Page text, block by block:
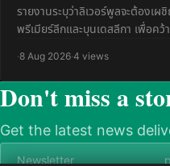
รายงานระบุว่าลิเวอร์พูลจะต้องเ
พรีเมียร์ลีกและบุนเดสลีกา เพื่อค
·8 Aug 2026·4 views
Don't miss a
Get the latest news